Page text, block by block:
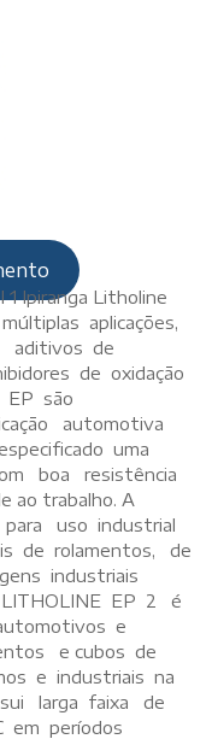
1 Ipiranga Litholine
aplicações,
aditivos de
de oxidação
EP são
automotiva
uma
boa resistência
ao trabalho. A
uso industrial
de rolamentos, de
industriais
EP 2 é
e
e cubos de
e industriais na
larga faixa de
em períodos